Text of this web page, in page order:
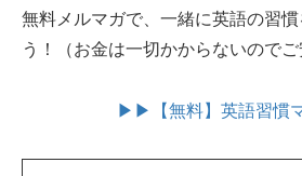
無料メルマガで、一緒に英語の習慣
う！（お金は一切かからないのでご
▶▶【無料】英語習慣